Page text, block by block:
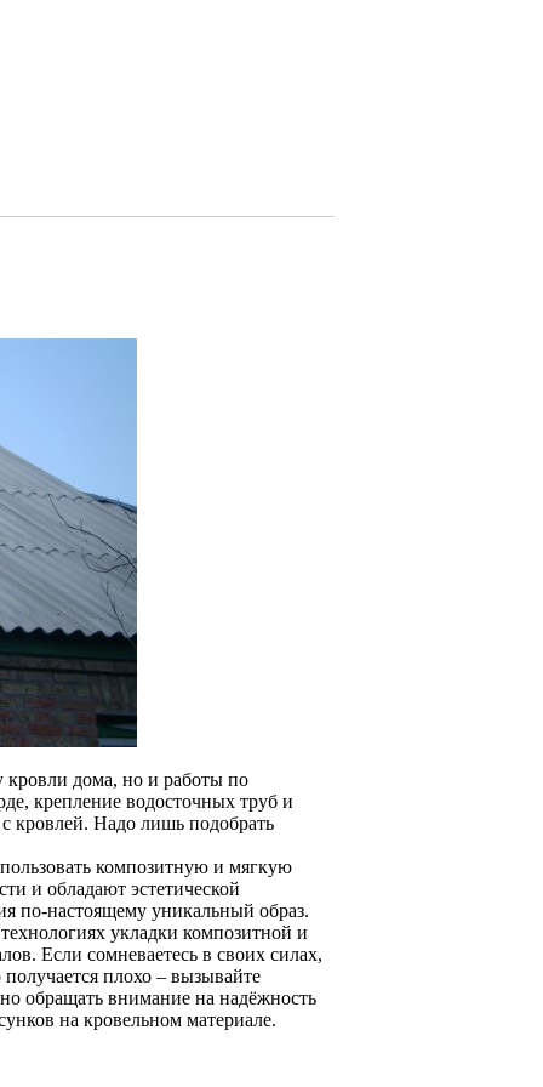
кровли дома, но и работы по
крепление водосточных труб и
кровлей. Надо лишь подобрать
композитную и мягкую
и обладают эстетической
по-настоящему уникальный образ.
укладки композитной и
Если сомневаетесь в своих силах,
плохо – вызывайте
обращать внимание на надёжность
на кровельном материале.